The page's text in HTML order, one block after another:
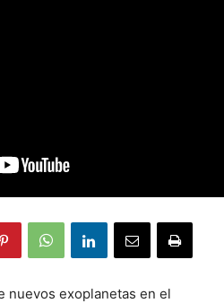
nuevos exoplanetas en el